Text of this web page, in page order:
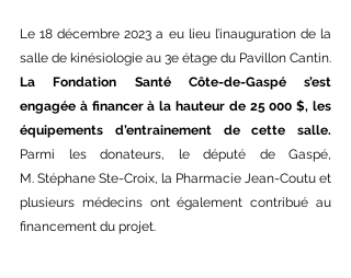
Le 18 décembre 2023 a eu lieu l’inauguration de la
La Fondation Santé Côte-de-Gaspé s’est
engagée à financer à la hauteur de 25 000 $, les
équipements d’entrainement de cette salle.
Parmi les donateurs, le député de Gaspé,
M. Stéphane Ste-Croix, la Pharmacie Jean-Coutu et
plusieurs médecins ont également contribué au
financement du projet.